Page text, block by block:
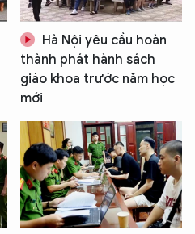
Hà Nội yêu cầu hoàn
thành phát hành sách
giáo khoa trước năm học
mới